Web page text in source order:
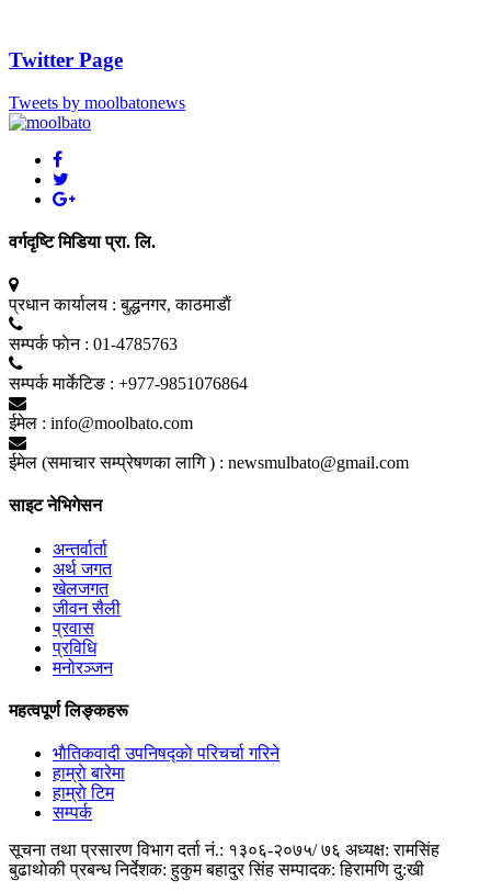
Twitter Page
Tweets by moolbatonews
वर्गदृष्टि मिडिया प्रा. लि.
प्रधान कार्यालय : बुद्धनगर, काठमाडाैं
सम्पर्क फाेन : 01-4785763
सम्पर्क मार्केटिङ : +977-9851076864
ईमेल : info@moolbato.com
ईमेल (समाचार सम्प्रेषणका लागि ) : newsmulbato@gmail.com
साइट नेभिगेसन
अन्तर्वार्ता
अर्थ जगत
खेलजगत
जीवन सैली
प्रवास
प्रविधि
मनोरञ्जन
महत्वपूर्ण लिङ्कहरू
भाैतिकवादी उपनिषद्काे परिचर्चा गरिने
हाम्राे बारेमा
हाम्राे टिम
सम्पर्क
सूचना तथा प्रसारण विभाग दर्ता नं.: १३०६-२०७५/ ७६ अध्यक्ष: रामसिंह
बुढाथाेकी प्रबन्ध निर्देशक: हुकुम बहादुर सिंह सम्पादक: हिरामणि दु:खी